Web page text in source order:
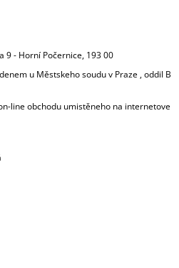
9 - Horní Počernice, 193 00
u Městskeho soudu v Praze , oddil B
line obchodu umistěneho na internetove